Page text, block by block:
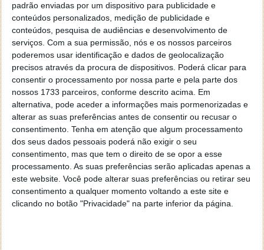
padrão enviadas por um dispositivo para publicidade e
conteúdos personalizados, medição de publicidade e
conteúdos, pesquisa de audiências e desenvolvimento de
serviços. Com a sua permissão, nós e os nossos parceiros
poderemos usar identificação e dados de geolocalização
precisos através da procura de dispositivos. Poderá clicar para
consentir o processamento por nossa parte e pela parte dos
nossos 1733 parceiros, conforme descrito acima. Em
alternativa, pode aceder a informações mais pormenorizadas e
alterar as suas preferências antes de consentir ou recusar o
consentimento. Tenha em atenção que algum processamento
dos seus dados pessoais poderá não exigir o seu
consentimento, mas que tem o direito de se opor a esse
processamento. As suas preferências serão aplicadas apenas a
este website. Você pode alterar suas preferências ou retirar seu
consentimento a qualquer momento voltando a este site e
clicando no botão "Privacidade" na parte inferior da página.